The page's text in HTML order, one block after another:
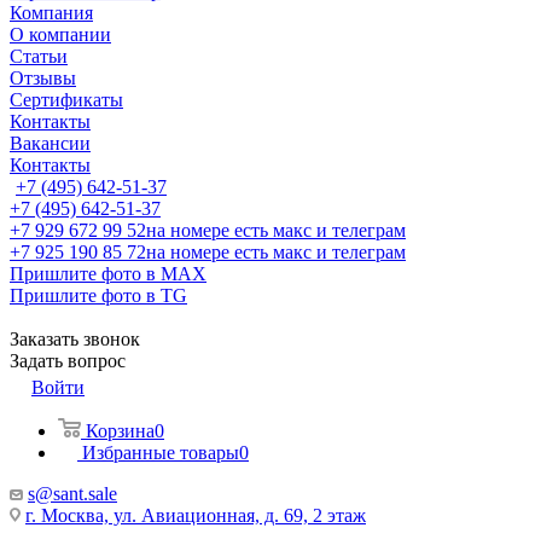
Компания
О компании
Статьи
Отзывы
Сертификаты
Контакты
Вакансии
Контакты
+7 (495) 642-51-37
+7 (495) 642-51-37
+7 929 672 99 52на номере есть макс и телеграм
+7 925 190 85 72на номере есть макс и телеграм
Пришлите фото в MAX
Пришлите фото в TG
Заказать звонок
Задать вопрос
Войти
Корзина0
Избранные товары0
s@sant.sale
г. Москва, ул. Авиационная, д. 69, 2 этаж